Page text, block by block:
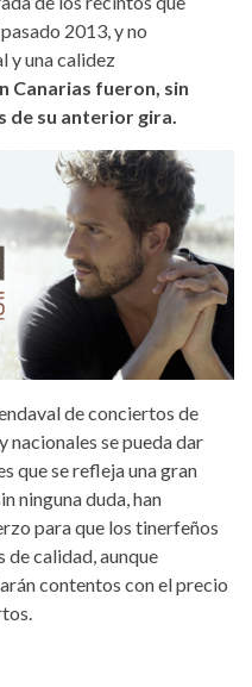
2013, y no
y una calidez
Canarias fueron, sin
de su anterior gira.
de conciertos de
nacionales se pueda dar
que se refleja una gran
ninguna duda, han
para que los tinerfeños
calidad, aunque
contentos con el precio